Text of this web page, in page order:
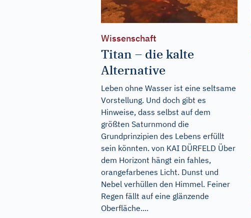
Wissenschaft
Titan – die kalte
Alternative
Leben ohne Wasser ist eine seltsame
Vorstellung. Und doch gibt es
Hinweise, dass selbst auf dem
größten Saturnmond die
Grundprinzipien des Lebens erfüllt
sein könnten. von KAI DÜRFELD Über
dem Horizont hängt ein fahles,
orangefarbenes Licht. Dunst und
Nebel verhüllen den Himmel. Feiner
Regen fällt auf eine glänzende
Oberfläche....